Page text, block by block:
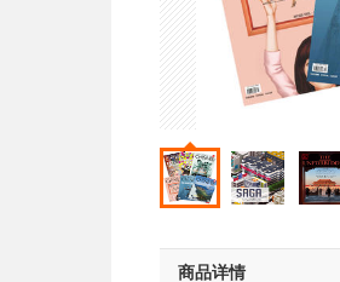
商品详情